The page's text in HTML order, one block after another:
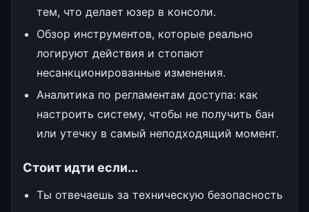
тем, что делает юзер в консоли.
Обзор инструментов, которые реально
логируют действия и стопают
несанкционированные изменения.
Аналитика по регламентам доступа: как
настроить систему, чтобы не получить бан
или утечку в самый неподходящий момент.
Стоит идти если...
Ты отвечаешь за техническую безопасность